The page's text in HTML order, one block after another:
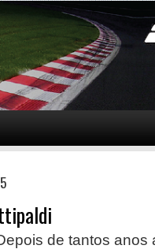
de tantos anos